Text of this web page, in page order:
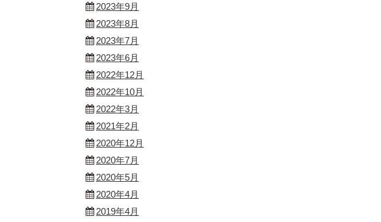
2023年9月
2023年8月
2023年7月
2023年6月
2022年12月
2022年10月
2022年3月
2021年2月
2020年12月
2020年7月
2020年5月
2020年4月
2019年4月